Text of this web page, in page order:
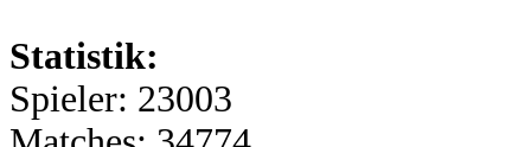
Statistik:
Spieler: 23003